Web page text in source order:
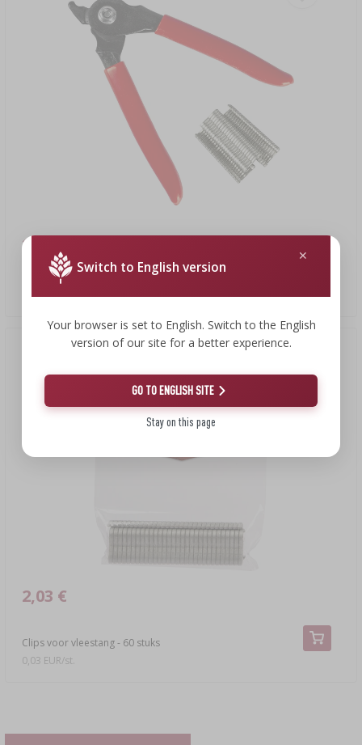
Vleeswarensluiter + 60 clips
12,62 €
Clips voor vleestang - 60 stuks
2,03 €
0,03 EUR/st.
Switch to English version
Your browser is set to English. Switch to the English
version of our site for a better experience.
GO TO ENGLISH SITE
Stay on this page